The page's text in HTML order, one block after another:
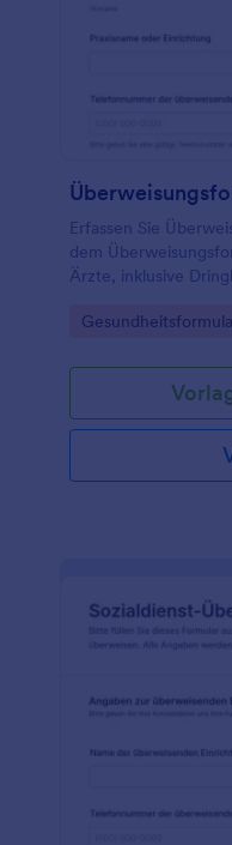
Erfassen Sie
dem
Ärzte, inklusive
Go to Category: